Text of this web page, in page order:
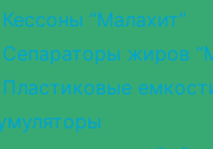
Кессоны “Малахит”
Сепараторы жиров
Пластиковые